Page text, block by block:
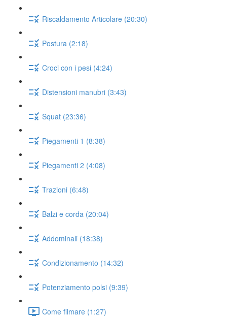
Riscaldamento Articolare (20:30)
Postura (2:18)
Croci con i pesi (4:24)
Distensioni manubri (3:43)
Squat (23:36)
Piegamenti 1 (8:38)
Piegamenti 2 (4:08)
Trazioni (6:48)
Balzi e corda (20:04)
Addominali (18:38)
Condizionamento (14:32)
Potenziamento polsi (9:39)
Come filmare (1:27)